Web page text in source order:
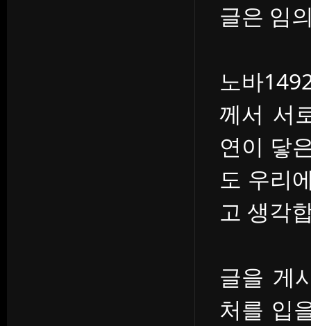
글은 임
노바
께서 서
연이 닿
도 우리
고 생각
글을 게
처를 입